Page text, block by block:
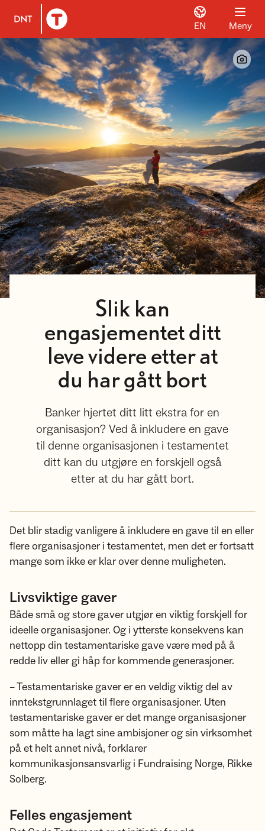
Til DNT.no forside
EN Meny
Slik kan
engasjementet ditt
leve videre etter at
du har gått bort
Banker hjertet ditt litt ekstra for en
organisasjon? Ved å inkludere en gave
til denne organisasjonen i testamentet
ditt kan du utgjøre en forskjell også
etter at du har gått bort.
Det blir stadig vanligere å inkludere en gave til en eller
flere organisasjoner i testamentet, men det er fortsatt
mange som ikke er klar over denne muligheten.
Livsviktige gaver
Både små og store gaver utgjør en viktig forskjell for
ideelle organisasjoner. Og i ytterste konsekvens kan
nettopp din testamentariske gave være med på å
redde liv eller gi håp for kommende generasjoner.
– Testamentariske gaver er en veldig viktig del av
inntekstgrunnlaget til flere organisasjoner. Uten
testamentariske gaver er det mange organisasjoner
som måtte ha lagt sine ambisjoner og sin virksomhet
på et helt annet nivå, forklarer
kommunikasjonsansvarlig i Fundraising Norge, Rikke
Solberg.
Felles engasjement